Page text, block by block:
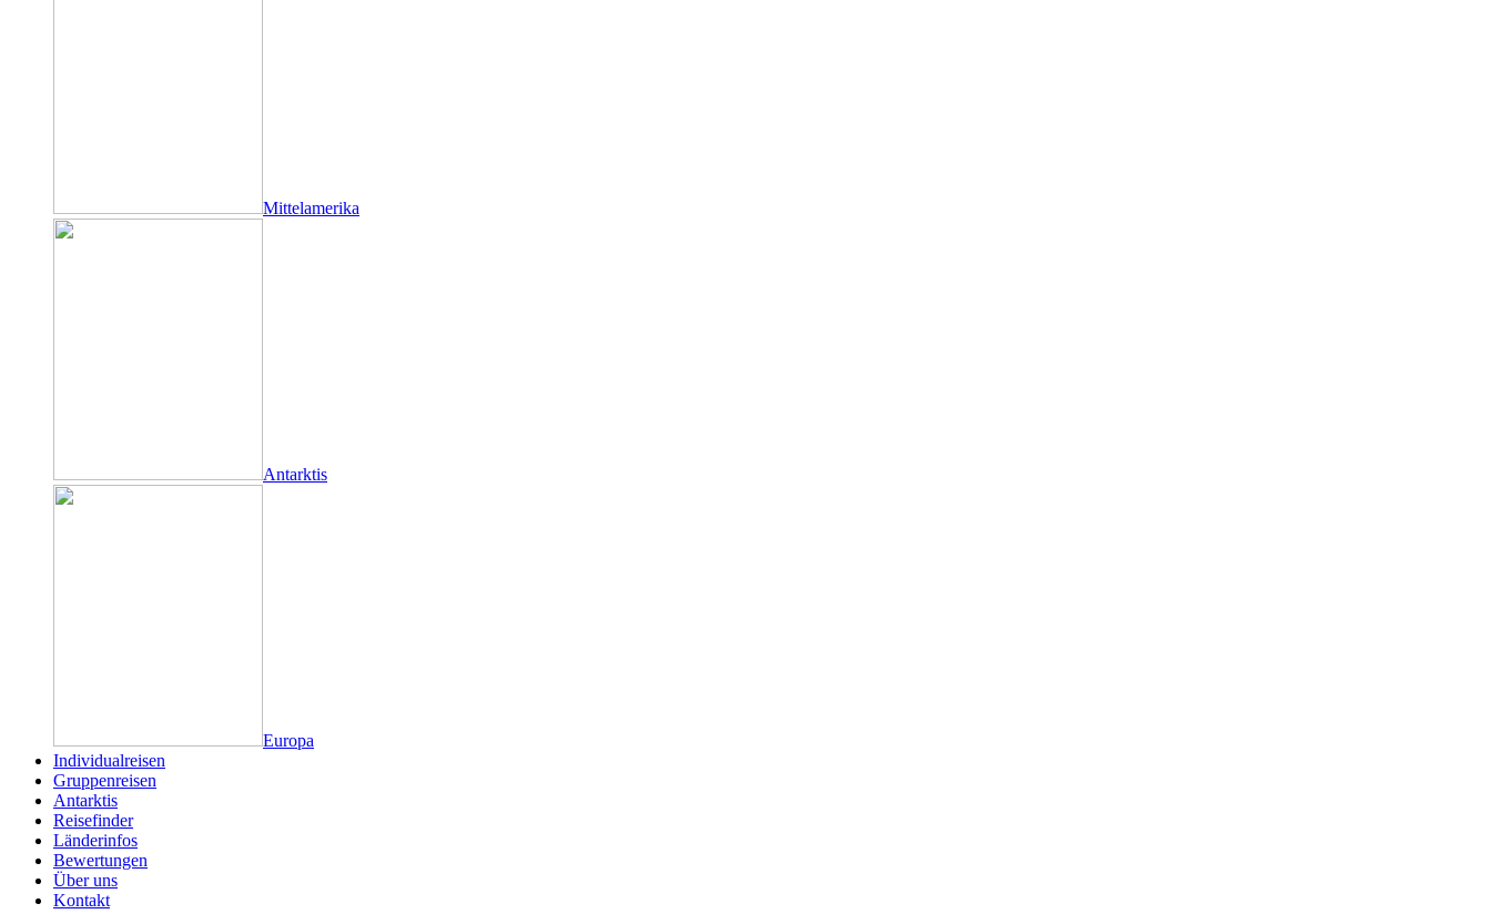
Mittelamerika
Antarktis
Europa
Individualreisen
Gruppenreisen
Antarktis
Reisefinder
Länderinfos
Bewertungen
Über uns
Kontakt